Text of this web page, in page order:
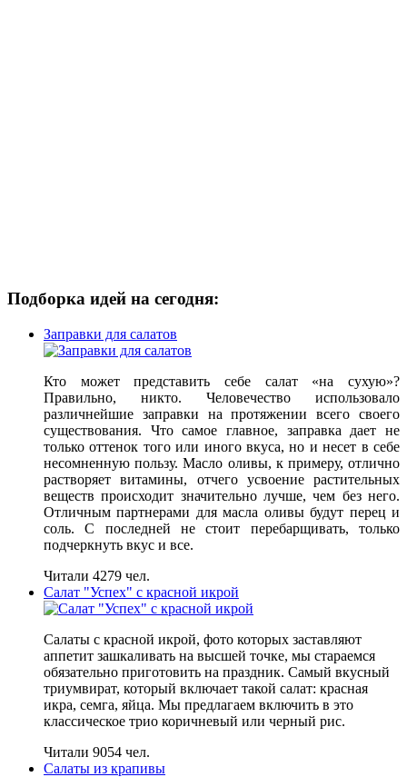
Подборка идей на сегодня:
Заправки для салатов
Кто может представить себе салат «на сухую»?
Правильно, никто. Человечество использовало
различнейшие заправки на протяжении всего своего
существования. Что самое главное, заправка дает не
только оттенок того или иного вкуса, но и несет в себе
несомненную пользу. Масло оливы, к примеру, отлично
растворяет витамины, отчего усвоение растительных
веществ происходит значительно лучше, чем без него.
Отличным партнерами для масла оливы будут перец и
соль. С последней не стоит перебарщивать, только
подчеркнуть вкус и все.
Читали 4279 чел.
Салат "Успех" с красной икрой
Салаты с красной икрой, фото которых заставляют
аппетит зашкаливать на высшей точке, мы стараемся
обязательно приготовить на праздник. Самый вкусный
триумвират, который включает такой салат: красная
икра, семга, яйца. Мы предлагаем включить в это
классическое трио коричневый или черный рис.
Читали 9054 чел.
Салаты из крапивы